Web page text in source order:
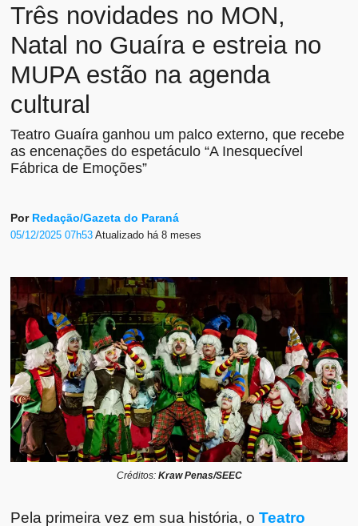
Três novidades no MON,
Natal no Guaíra e estreia no
MUPA estão na agenda
cultural
Teatro Guaíra ganhou um palco externo, que recebe
as encenações do espetáculo “A Inesquecível
Fábrica de Emoções”
Por Redação/Gazeta do Paraná
05/12/2025 07h53Atualizado há 8 meses
Créditos: Kraw Penas/SEEC
Pela primeira vez em sua história, oTeatro